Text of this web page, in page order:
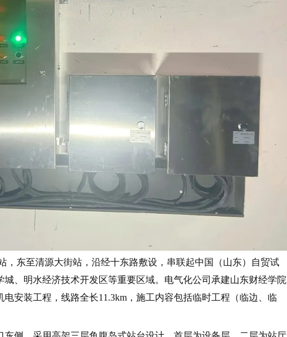
东至清源大街站，沿经十东路敷设，串联起中国（山东）自贸试
、明水经济技术开发区等重要区域。电气化公司承建山东财经学院
安装工程，线路全长11.3km，施工内容包括临时工程（临边、临